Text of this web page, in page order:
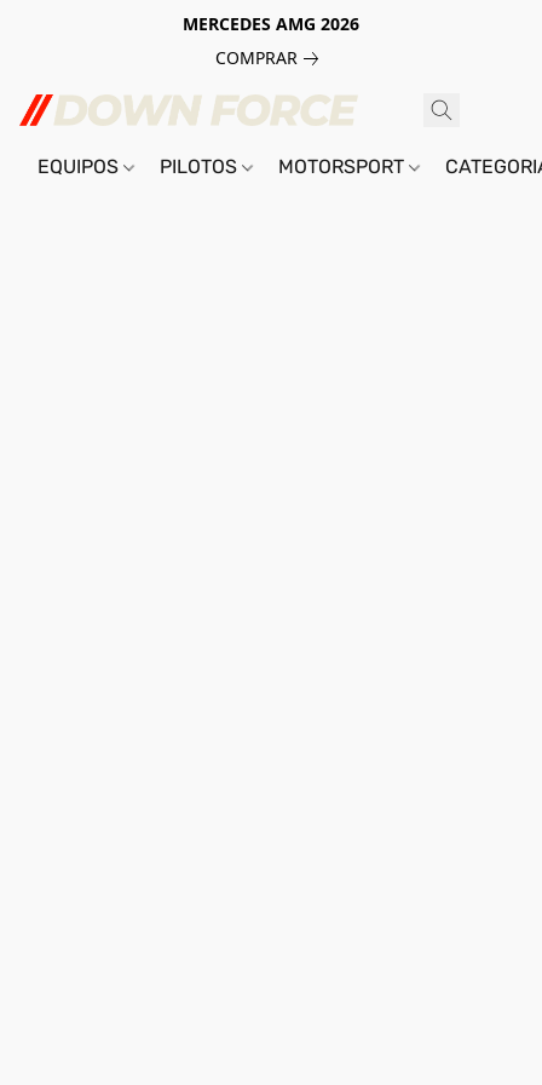
MERCEDES AMG 2026
COMPRAR
EQUIPOS PILOTOS MOTORSPORT